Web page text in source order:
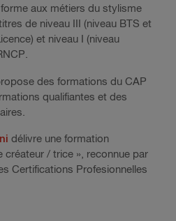
aux métiers du stylisme
de niveau III (niveau BTS et
et niveau I (niveau
des formations du CAP
qualifiantes et des
délivre une formation
créateur / trice », reconnue par
Certifications Profesionnelles